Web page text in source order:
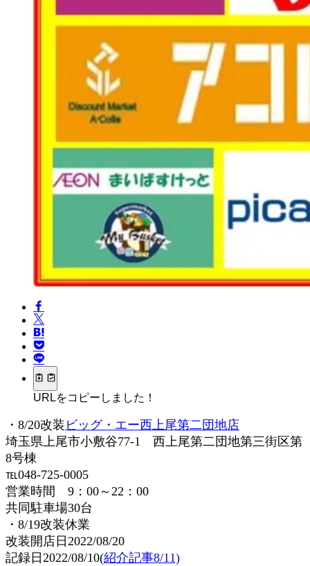
URLをコピーしました！
・8/20改装 ビッグ・エー西上尾第二団地店
埼玉県上尾市小敷谷77-1 西上尾第二団地第三街区第
8号棟
℡048-725-0005
営業時間 9：00～22：00
共同駐車場30台
・8/19改装休業
改装開店日2022/08/20
記録日2022/08/10(紹介記事8/11)